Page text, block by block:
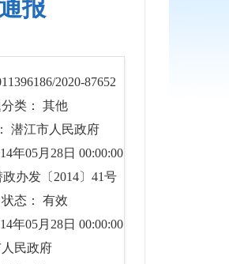
通报
2020-87652
类： 其他
潜江市人民政府
年05月28日 00:00:00
发〔2014〕41号
态： 有效
年05月28日 00:00:00
民政府